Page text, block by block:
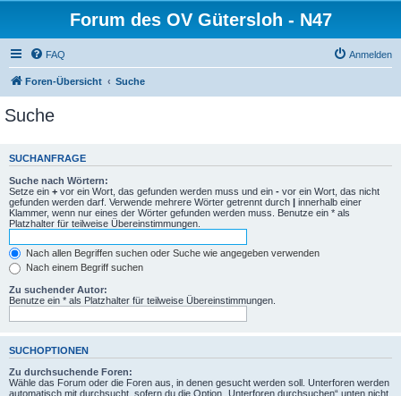
Forum des OV Gütersloh - N47
FAQ Anmelden
Foren-Übersicht Suche
Suche
SUCHANFRAGE
Suche nach Wörtern:
Setze ein + vor ein Wort, das gefunden werden muss und ein - vor ein Wort, das nicht
gefunden werden darf. Verwende mehrere Wörter getrennt durch | innerhalb einer
Klammer, wenn nur eines der Wörter gefunden werden muss. Benutze ein * als
Platzhalter für teilweise Übereinstimmungen.
Nach allen Begriffen suchen oder Suche wie angegeben verwenden
Nach einem Begriff suchen
Zu suchender Autor:
Benutze ein * als Platzhalter für teilweise Übereinstimmungen.
SUCHOPTIONEN
Zu durchsuchende Foren:
Wähle das Forum oder die Foren aus, in denen gesucht werden soll. Unterforen werden
automatisch mit durchsucht, sofern du die Option „Unterforen durchsuchen“ unten nicht